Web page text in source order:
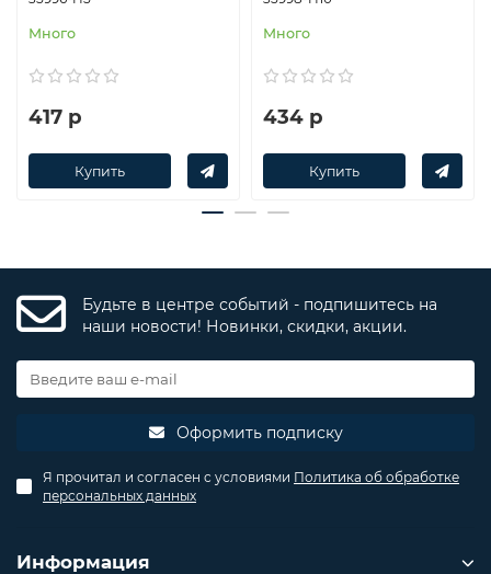
Много
417 р
Купить
Много
434 р
Купить
Будьте в центре событий - подпишитесь на
наши новости! Новинки, скидки, акции.
Оформить подписку
Я прочитал и согласен с условиями Политика об обработке
персональных данных
Информация